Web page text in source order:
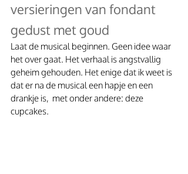
versieringen van fondant
gedust met goud
Laat de musical beginnen. Geen idee waar
het over gaat. Het verhaal is angstvallig
geheim gehouden. Het enige dat ik weet is
dat er na de musical een hapje en een
drankje is,  met onder andere: deze
cupcakes.